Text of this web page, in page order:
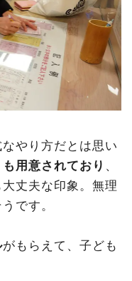
やり方だとは思い
も用意されており 、
丈夫な印象。無理
です。
がもらえて、子ども